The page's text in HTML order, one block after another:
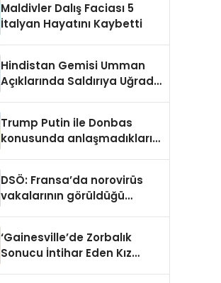
Maldivler Dalış Faciası 5
İtalyan Hayatını Kaybetti
Hindistan Gemisi Umman
Açıklarında Saldırıya Uğradı
Trump Putin ile Donbas
konusunda anlaşmadıklarını
DSÖ: Fransa’da norovirüs
vakalarının görüldüğü
‘Gainesville’de Zorbalık
Sonucu İntihar Eden Kız